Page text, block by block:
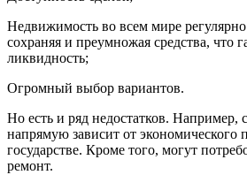
Недвижимость во всем мире
сохраняя и преумножая средства, что
ликвидность;
Огромный выбор вариантов.
Но есть и ряд недостатков. Например,
напрямую зависит от экономического
государстве. Кроме того, могут
ремонт.